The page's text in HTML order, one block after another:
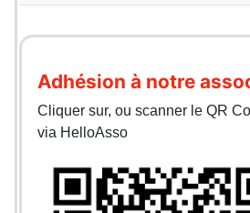
Adhésion à notre
Cliquer sur, ou scanner le QR
via HelloAsso